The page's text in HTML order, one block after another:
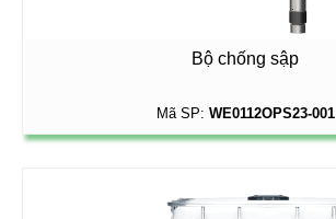
Bộ chống sập
Mã SP: WE0112OPS23-001